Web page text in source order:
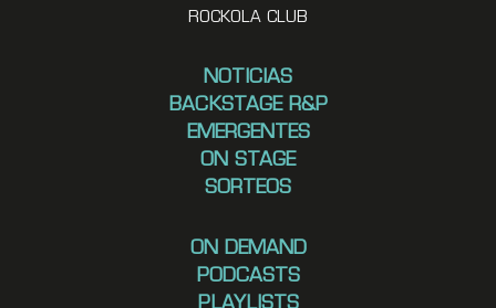
ROCKOLA CLUB
NOTICIAS
BACKSTAGE R&P
EMERGENTES
ON STAGE
SORTEOS
ON DEMAND
PODCASTS
PLAYLISTS